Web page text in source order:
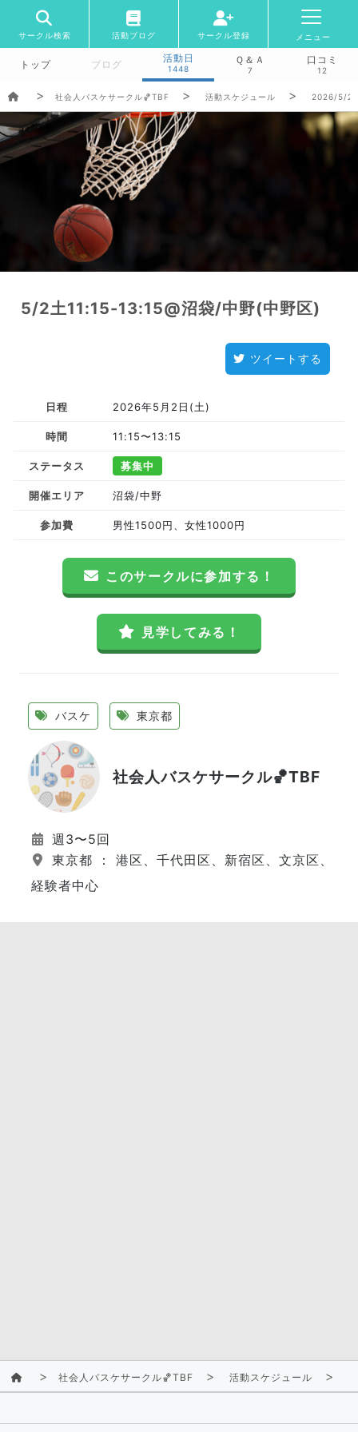
サークル検索 活動ブログ サークル登録 メニュー
トップ ブログ
活動日
1448
Ｑ＆Ａ
7
口コミ
12
社会人バスケサークル🏀TBF 活動スケジュール 2026/5/2(
5/2土11:15-13:15@沼袋/中野(中野区)
ツイートする
日程 2026年5月2日(土)
時間 11:15〜13:15
ステータス 募集中
開催エリア 沼袋/中野
参加費 男性1500円、女性1000円
このサークルに参加する！
見学してみる！
バスケ 東京都
社会人バスケサークル🏀TBF
週3〜5回
東京都 ： 港区、千代田区、新宿区、文京区、江
経験者中心
社会人バスケサークル🏀TBF 活動スケジュール